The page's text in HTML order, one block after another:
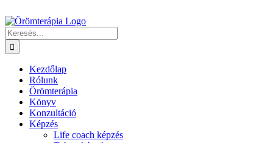
Keresés...
Kezdőlap
Rólunk
Örömterápia
Könyv
Konzultáció
Képzés
Life coach képzés